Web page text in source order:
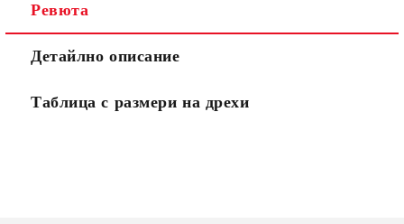
Ревюта
Детайлно описание
Таблица с размери на дрехи